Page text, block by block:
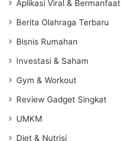
Aplikasi Viral & Bermanfaat
Berita Olahraga Terbaru
Bisnis Rumahan
Investasi & Saham
Gym & Workout
Review Gadget Singkat
UMKM
Diet & Nutrisi